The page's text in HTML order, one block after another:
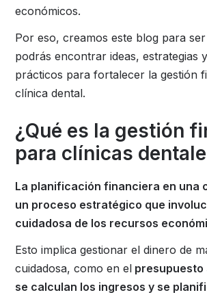
económicos.
Por eso, creamos este blog para
podrás encontrar ideas, estrategias
prácticos para fortalecer la gestión
clínica dental.
¿Qué es la gestión
para clínicas
La planificación financiera en una
un proceso estratégico que
cuidadosa de los recursos
Esto implica gestionar el dinero de
cuidadosa, como en el presupuesto
se calculan los ingresos y se